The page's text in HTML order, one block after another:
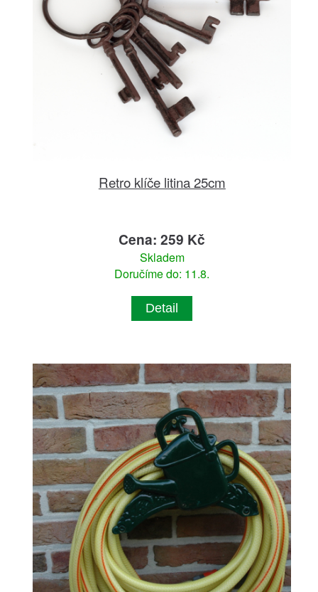
Retro klíče litina 25cm
Cena: 259 Kč
Skladem
Doručíme do: 11.8.
Detail